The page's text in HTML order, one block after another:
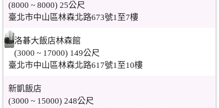
(8000 ~ 8000) 25公尺
臺北市中山區林森北路673號1至7樓
洛碁大飯店林森館
(3000 ~ 17000) 149公尺
臺北市中山區林森北路617號1至10樓
新凱飯店
(3000 ~ 15000) 248公尺